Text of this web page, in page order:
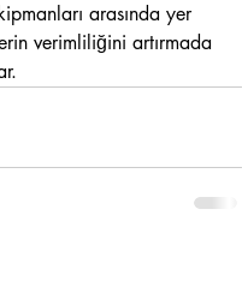
arasında yer
verimliliğini artırmada